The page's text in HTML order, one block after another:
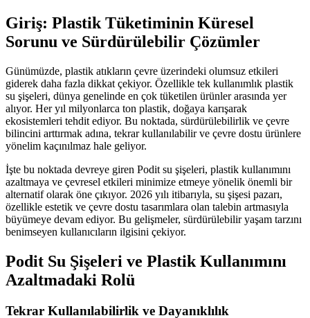
Giriş: Plastik Tüketiminin Küresel
Sorunu ve Sürdürülebilir Çözümler
Günümüzde, plastik atıkların çevre üzerindeki olumsuz etkileri
giderek daha fazla dikkat çekiyor. Özellikle tek kullanımlık plastik
su şişeleri, dünya genelinde en çok tüketilen ürünler arasında yer
alıyor. Her yıl milyonlarca ton plastik, doğaya karışarak
ekosistemleri tehdit ediyor. Bu noktada, sürdürülebilirlik ve çevre
bilincini arttırmak adına, tekrar kullanılabilir ve çevre dostu ürünlere
yönelim kaçınılmaz hale geliyor.
İşte bu noktada devreye giren Podit su şişeleri, plastik kullanımını
azaltmaya ve çevresel etkileri minimize etmeye yönelik önemli bir
alternatif olarak öne çıkıyor. 2026 yılı itibarıyla, su şişesi pazarı,
özellikle estetik ve çevre dostu tasarımlara olan talebin artmasıyla
büyümeye devam ediyor. Bu gelişmeler, sürdürülebilir yaşam tarzını
benimseyen kullanıcıların ilgisini çekiyor.
Podit Su Şişeleri ve Plastik Kullanımını
Azaltmadaki Rolü
Tekrar Kullanılabilirlik ve Dayanıklılık